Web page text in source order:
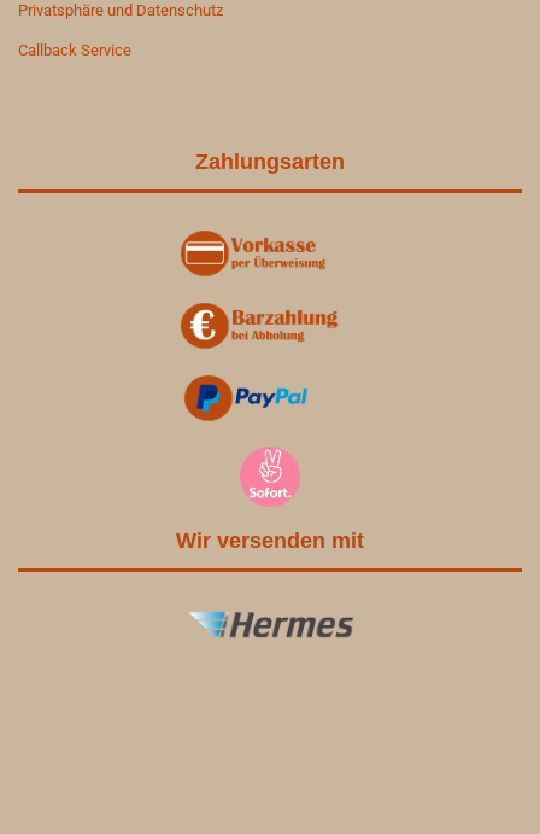
Privatsphäre und Datenschutz
Callback Service
Zahlungsarten
Wir versenden mit